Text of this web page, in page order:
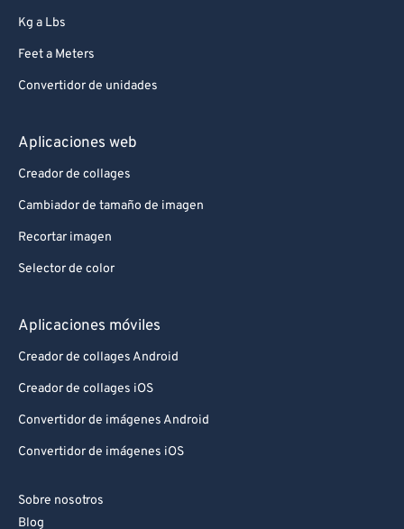
Kg a Lbs
Feet a Meters
Convertidor de unidades
Aplicaciones web
Creador de collages
Cambiador de tamaño de imagen
Recortar imagen
Selector de color
Aplicaciones móviles
Creador de collages Android
Creador de collages iOS
Convertidor de imágenes Android
Convertidor de imágenes iOS
Sobre nosotros
Blog